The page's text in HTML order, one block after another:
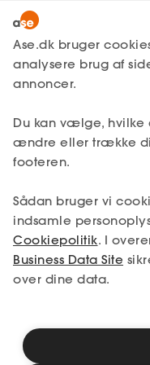
MitAse
Ase Selvstændig
Dokumenter.dk
Lønmodtager
A-kasse
Fagforening
Lønsikring
Få svar
Selvstændig
Studerende
Ase.dk bruger
analysere brug af
annoncer.
Du kan vælge,
ændre eller trække
footeren.
Sådan bruger vi
indsamle
Cookiepolitik. I
Business Data Site
over dine data.